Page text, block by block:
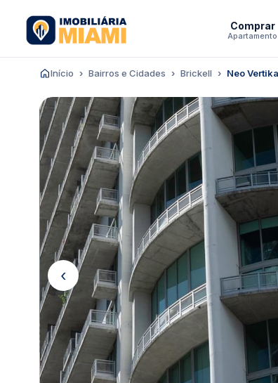
Comprar
Apartamento
Início Bairros e Cidades Brickell Neo
‹